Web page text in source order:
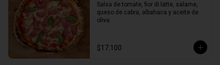
Salsa de tomate, fior di latte, salame,
queso de cabra, albahaca y aceite de
oliva.
$17.100